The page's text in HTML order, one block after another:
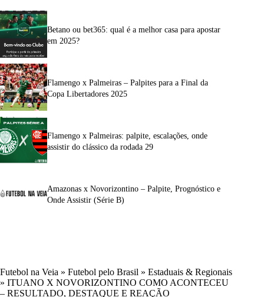
Betano ou bet365: qual é a melhor casa para apostar
em 2025?
Flamengo x Palmeiras – Palpites para a Final da
Copa Libertadores 2025
Flamengo x Palmeiras: palpite, escalações, onde
assistir do clássico da rodada 29
Amazonas x Novorizontino – Palpite, Prognóstico e
Onde Assistir (Série B)
Futebol na Veia » Futebol pelo Brasil » Estaduais & Regionais
» ITUANO X NOVORIZONTINO COMO ACONTECEU
– RESULTADO, DESTAQUE E REAÇÃO